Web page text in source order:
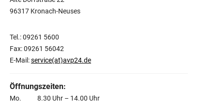
96317 Kronach-Neuses
Tel.: 09261 5600
Fax: 09261 56042
E-Mail:service(at)avp24.de
Öffnungszeiten:
Mo. 8.30 Uhr – 14.00 Uhr